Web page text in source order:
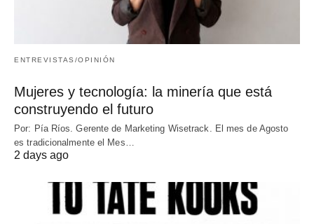
ENTREVISTAS/OPINIÓN
Mujeres y tecnología: la minería que está
construyendo el futuro
Por: Pía Ríos. Gerente de Marketing Wisetrack. El mes de Agosto
es tradicionalmente el Mes…
2 days ago